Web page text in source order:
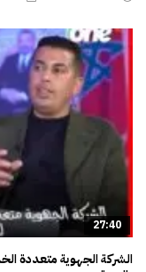
27:40
الشركة الجهوية متعددة